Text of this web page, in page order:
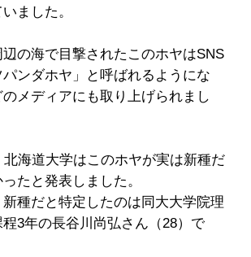
ました。
の海で目撃されたこのホヤはSNS
ンダホヤ」と呼ばれるようにな
メディアにも取り上げられまし
海道大学はこのホヤが実は新種だ
たと発表しました。
種だと特定したのは同大大学院理
3年の長谷川尚弘さん（28）で